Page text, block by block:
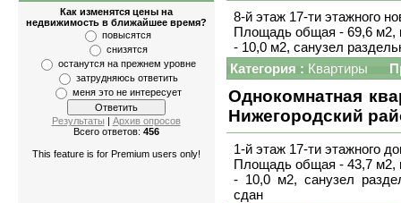
Как изменятся цены на
недвижимость в ближайшее время?
повысятся
снизятся
останутся на прежнем уровне
затрудняюсь ответить
меня это не интересует
Результаты | Архив опросов
Всего ответов: 456
This feature is for Premium users only!
8-й этаж 17-ти этажного
Площадь общая - 69,6 м2,
- 10,0 м2, санузел
Категория : Квартиры
Однокомнатная
Нижегородский
1-й этаж 17-ти этажного
Площадь общая - 43,7 м2,
- 10,0 м2, санузел
сдан